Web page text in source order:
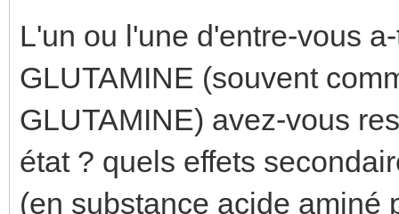
L'un ou l'une d'entre-vous
GLUTAMINE (souvent
GLUTAMINE) avez-vous
état ? quels effets
(en substance acide aminé